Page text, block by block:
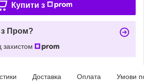
Купити з
з Пром?
захистом
Доставка Оплата Умови